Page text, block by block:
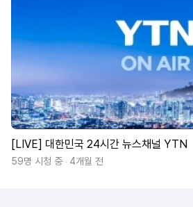
[LIVE] 대한민국 24시간 뉴스채널 YTN
59명 시청 중 4개월 전